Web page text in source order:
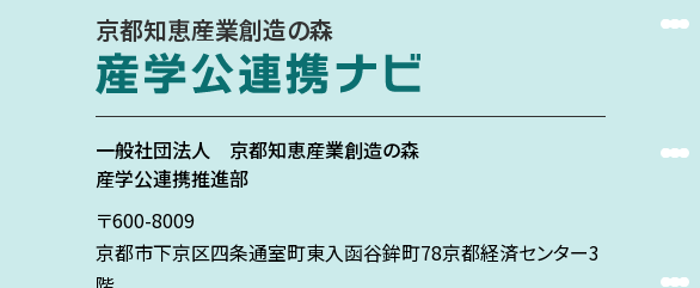
京都知恵産業創造の森
一般社団法人 京都知恵産業創造の森
産学公連携推進部
〒600-8009
京都市下京区四条通室町東入函谷鉾町78京都経済センター3